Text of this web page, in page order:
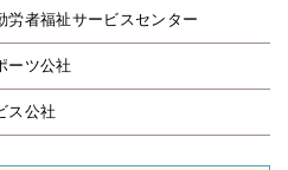
労者福祉サービスセンター
ーツ公社
ス公社